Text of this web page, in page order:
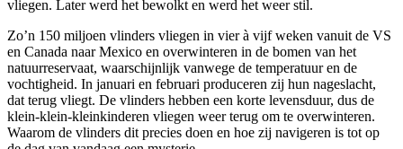
vliegen. Later werd het bewolkt en werd het weer stil.
Zo’n 150 miljoen vlinders vliegen in vier à vijf weken vanuit de VS
en Canada naar Mexico en overwinteren in de bomen van het
natuurreservaat, waarschijnlijk vanwege de temperatuur en de
vochtigheid. In januari en februari produceren zij hun nageslacht,
dat terug vliegt. De vlinders hebben een korte levensduur, dus de
klein-klein-kleinkinderen vliegen weer terug om te overwinteren.
Waarom de vlinders dit precies doen en hoe zij navigeren is tot op